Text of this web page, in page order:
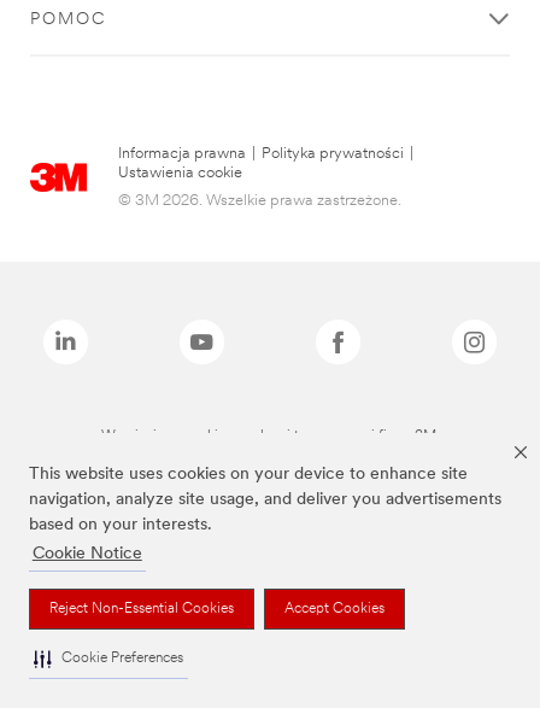
This website uses cookies on your device to enhance site
navigation, analyze site usage, and deliver you advertisements
based on your interests.
Cookie Notice
Reject Non-Essential Cookies Accept Cookies
Cookie Preferences
POMOC
Informacja prawna Polityka prywatności
Ustawienia cookie
© 3M 2026. Wszelkie prawa zastrzeżone.
Wymienione marki są znakami towarowymi firmy 3M.